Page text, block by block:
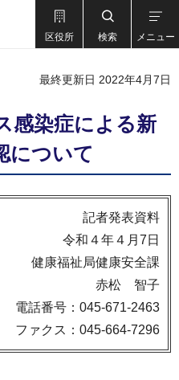
区役所 検索 メニュー
最終更新日 2022年4月7日
感染症による新
について
記者発表資料
令和４年４月7日
健康福祉局健康安全課
赤松 智子
電話番号：045-671-2463
ファクス：045-664-7296